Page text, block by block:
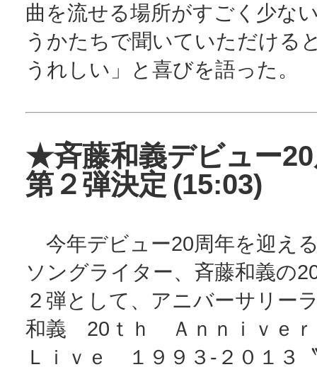
曲を流せる場所がすごく少な
うかたちで聞いていただける
うれしい」と喜びを語った。
★斉藤和義デビュー
第２弾決定 (15:03)
今年デビュー20周年を迎え
ソングライター、斉藤和義の
２弾として、アニバーサリー
和義 20ｔｈ Ａｎｎｉｖｅ
Ｌｉｖｅ １９９３‐２０１３